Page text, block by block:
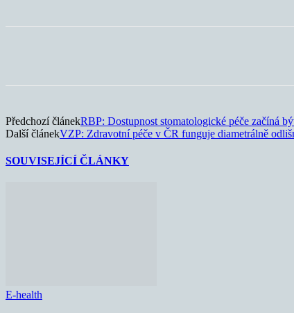
Předchozí článekRBP: Dostupnost stomatologické péče začíná
Další článekVZP: Zdravotní péče v ČR funguje diametrálně
SOUVISEJÍCÍ ČLÁNKY
E-health